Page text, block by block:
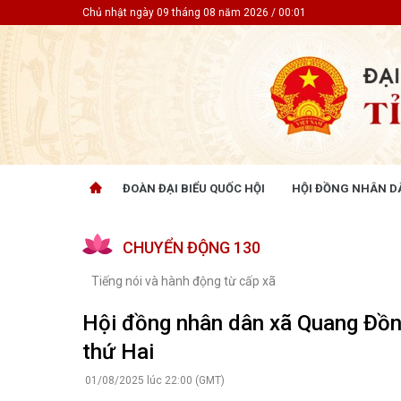
Chủ nhật ngày 09 tháng 08 năm 2026 / 00:01
ĐOÀN ĐẠI BIỂU QUỐC HỘI HỘI ĐỒNG NHÂN
Tin hoạt động
Tài liệu giám sát, khảo sát
Tài liệu
CỬ TRI QUAN TÂM
CHUYỂN ĐỘNG 130
Tiếng nói và hành động từ cấp xã
Hội đồng nhân dân xã Quang
thứ Hai
01/08/2025 lúc 22:00 (GMT)